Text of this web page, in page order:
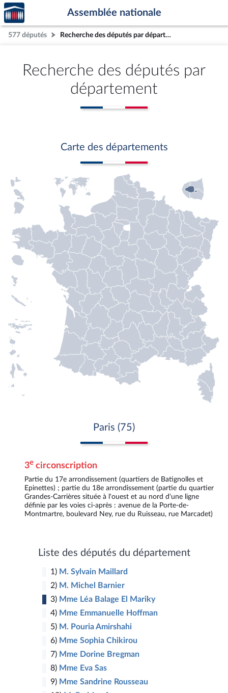
Aller au contenu
Aller en bas de la page
Accèder
à la
page
d'accueil
Assemblée nationale
577 députés Recherche des députés par département
Recherche des députés par
département
Carte des départements
Paris (75)
4
13
3e circonscription
Partie du 17e arrondissement (quartiers de Batignolles et
Epinettes) ; partie du 18e arrondissement (partie du quartier
Grandes-Carrières située à l'ouest et au nord d'une ligne
définie par les voies ci-après : avenue de la Porte-de-
Montmartre, boulevard Ney, rue du Ruisseau, rue Marcadet)
Liste des députés du département
1) M. Sylvain Maillard
2) M. Michel Barnier
3) Mme Léa Balage El Mariky
4) Mme Emmanuelle Hoffman
5) M. Pouria Amirshahi
6) Mme Sophia Chikirou
7) Mme Dorine Bregman
8) Mme Eva Sas
9) Mme Sandrine Rousseau